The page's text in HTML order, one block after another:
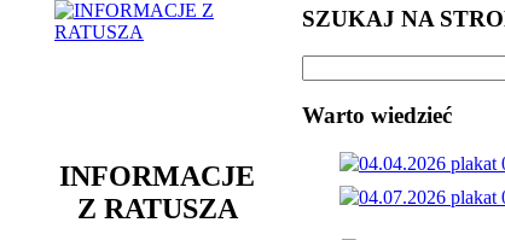
INFORMACJE
Z RATUSZA
SZUKAJ NA
Warto wiedzieć